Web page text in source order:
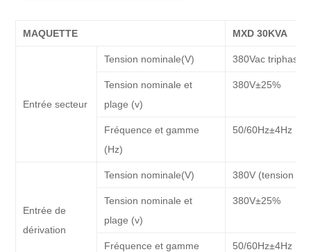
MAQUETTE MXD 30KVA
Entrée secteur
Tension nominale(V) 380Vac
Tension nominale et
plage (v)
380V±25%
Fréquence et gamme
(Hz)
50/60Hz±4Hz
Entrée de
dérivation
Tension nominale(V) 380V (tension de
Tension nominale et
plage (v)
380V±25%
Fréquence et gamme
50/60Hz±4Hz